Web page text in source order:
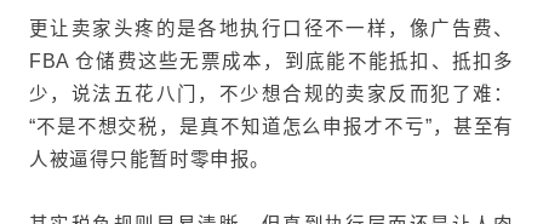
更让卖家头疼的是各地执行口径不一样，像广告费、
FBA 仓储费这些无票成本，到底能不能抵扣、抵扣多
少，说法五花八门，不少想合规的卖家反而犯了难：
“不是不想交税，是真不知道怎么申报才不亏”，甚至有
人被逼得只能暂时零申报。